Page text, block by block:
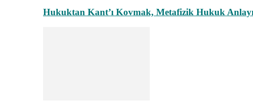
Hukuktan Kant’ı Kovmak, Metafizik Hukuk